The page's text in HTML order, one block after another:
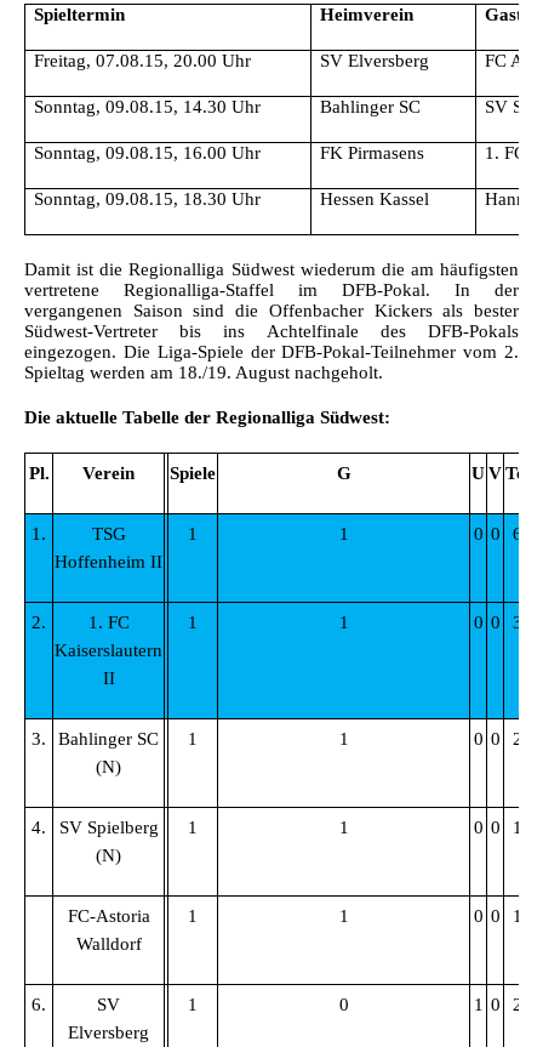
Spieltermin Heimverein
Freitag, 07.08.15, 20.00 Uhr SV Elversberg FC
Sonntag, 09.08.15, 14.30 Uhr Bahlinger SC SV
Sonntag, 09.08.15, 16.00 Uhr FK Pirmasens 1. FC
Sonntag, 09.08.15, 18.30 Uhr Hessen Kassel
Damit ist die Regionalliga Südwest wiederum die am häufigsten
vertretene Regionalliga-Staffel im DFB-Pokal. In der
vergangenen Saison sind die Offenbacher Kickers als bester
Südwest-Vertreter bis ins Achtelfinale des DFB-Pokals
eingezogen. Die Liga-Spiele der DFB-Pokal-Teilnehmer vom 2.
Spieltag werden am 18./19. August nachgeholt.
Die aktuelle Tabelle der Regionalliga Südwest:
Pl. Verein Spiele G UVTore
1.
TSG
Hoffenheim II
1 1 0 0 6:1
2.
1. FC
Kaiserslautern
II
1 1 0 0 3:0
3.
Bahlinger SC
(N)
1 1 0 0 2:0
4.
SV Spielberg
(N)
1 1 0 0 1:0
FC-Astoria
Walldorf
1 1 0 0 1:0
6.
SV
Elversberg
1 0 1 0 2:2